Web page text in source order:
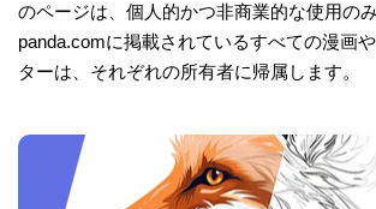
のページは、個人的かつ非商業的な使用の
panda.comに掲載されているすべての漫画
ターは、それぞれの所有者に帰属します。